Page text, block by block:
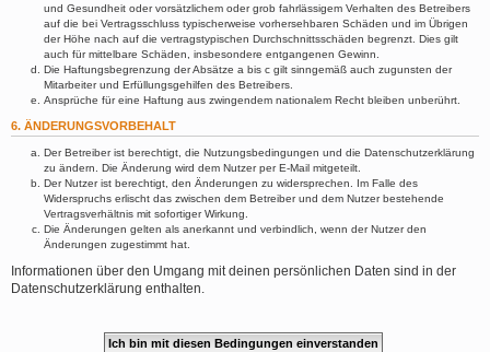
und Gesundheit oder vorsätzlichem oder grob fahrlässigem Verhalten des Betreibers
auf die bei Vertragsschluss typischerweise vorhersehbaren Schäden und im Übrigen
der Höhe nach auf die vertragstypischen Durchschnittsschäden begrenzt. Dies gilt
auch für mittelbare Schäden, insbesondere entgangenen Gewinn.
Die Haftungsbegrenzung der Absätze a bis c gilt sinngemäß auch zugunsten der
Mitarbeiter und Erfüllungsgehilfen des Betreibers.
Ansprüche für eine Haftung aus zwingendem nationalem Recht bleiben unberührt.
6. ÄNDERUNGSVORBEHALT
Der Betreiber ist berechtigt, die Nutzungsbedingungen und die Datenschutzerklärung
zu ändern. Die Änderung wird dem Nutzer per E-Mail mitgeteilt.
Der Nutzer ist berechtigt, den Änderungen zu widersprechen. Im Falle des
Widerspruchs erlischt das zwischen dem Betreiber und dem Nutzer bestehende
Vertragsverhältnis mit sofortiger Wirkung.
Die Änderungen gelten als anerkannt und verbindlich, wenn der Nutzer den
Änderungen zugestimmt hat.
Informationen über den Umgang mit deinen persönlichen Daten sind in der
Datenschutzerklärung enthalten.